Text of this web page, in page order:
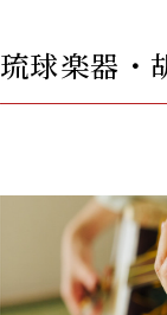
琉球楽器・